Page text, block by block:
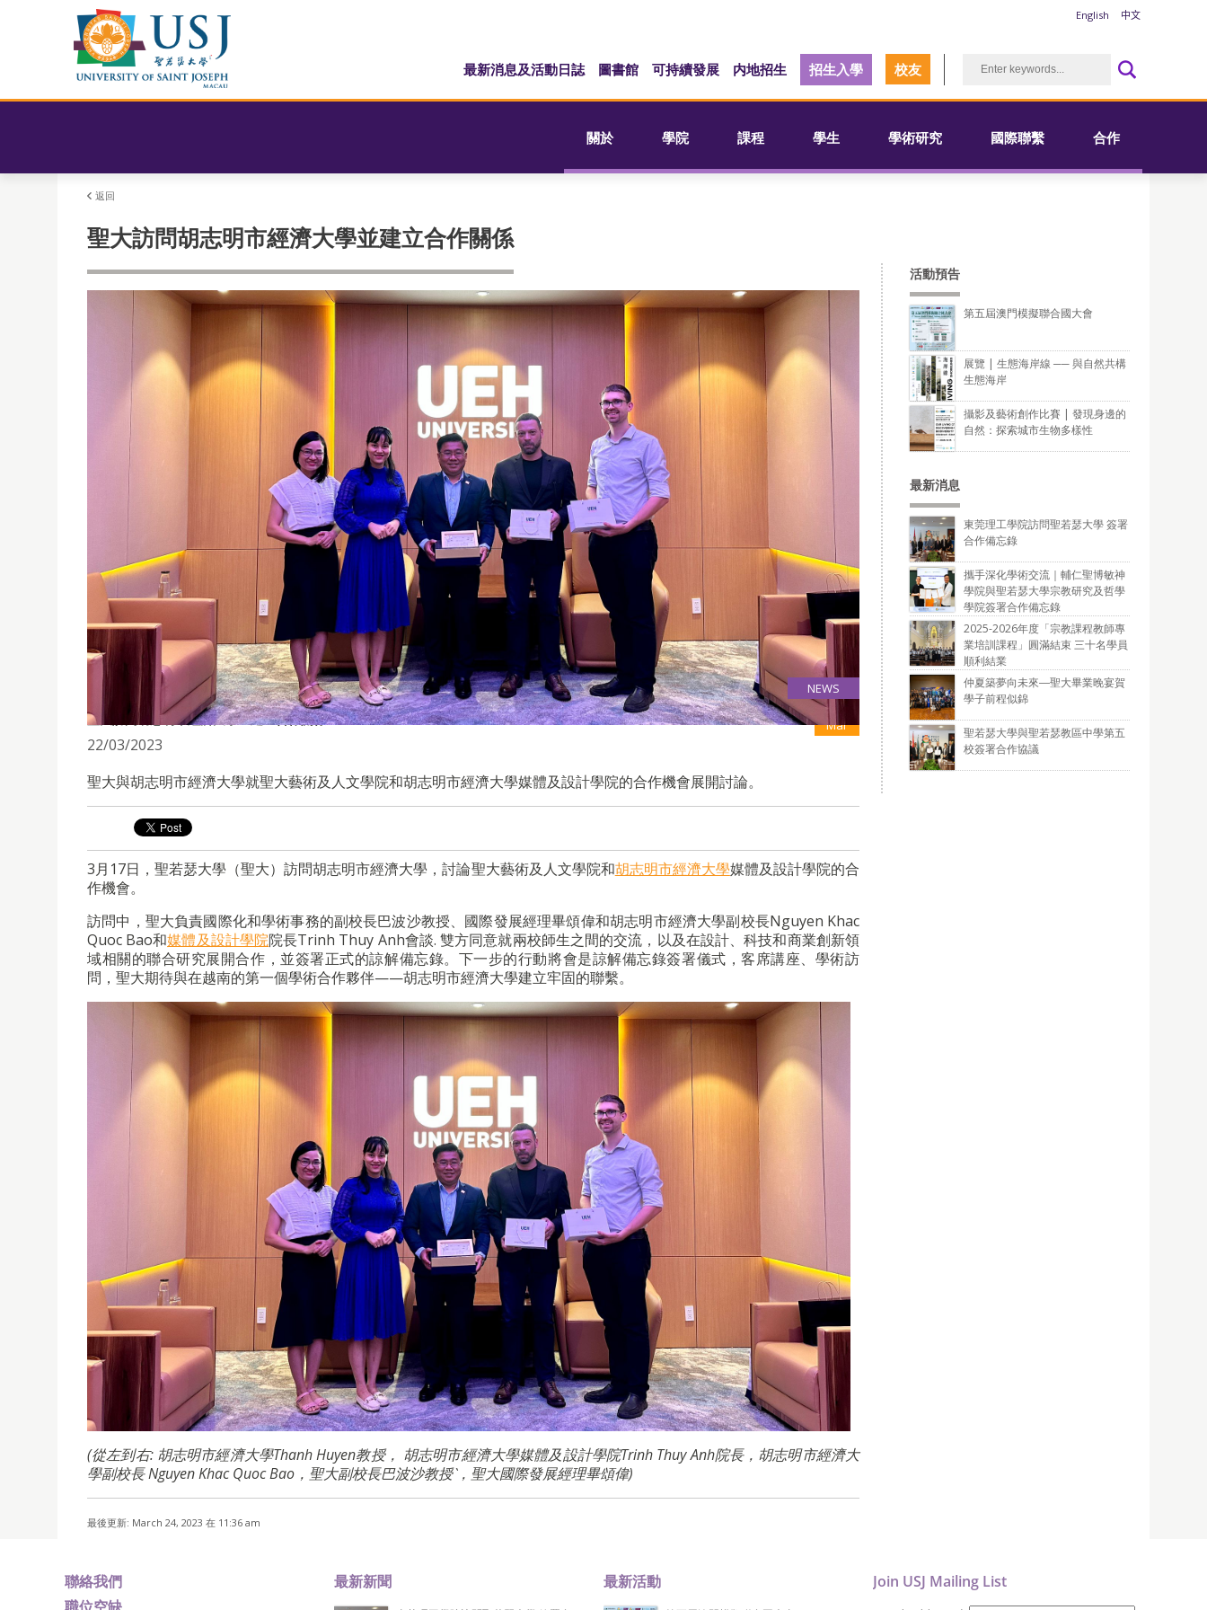
English 中文
最新消息及活動日誌 圖書館 可持續發展 内地招生 招生入學 校友
關於 學院 課程 學生 學術研究 國際聯繫 合作
返回
聖大訪問胡志明市經濟大學並建立合作關係
NEWS
聖大訪問胡志明市經濟大學並建立合作關係 22
Mar
22/03/2023
聖大與胡志明市經濟大學就聖大藝術及人文學院和胡志明市經濟大學媒體及設計學院的合作機會展開討論。
3月17日，聖若瑟大學（聖大）訪問胡志明市經濟大學，討論聖大藝術及人文學院和胡志明市經濟大學媒體及設計學院的合
作機會。
訪問中，聖大負責國際化和學術事務的副校長巴波沙教授、國際發展經理畢頌偉和胡志明市經濟大學副校長Nguyen Khac
Quoc Bao和媒體及設計學院院長Trinh Thuy Anh會談. 雙方同意就兩校師生之間的交流，以及在設計、科技和商業創新領
域相關的聯合研究展開合作，並簽署正式的諒解備忘錄。下一步的行動將會是諒解備忘錄簽署儀式，客席講座、學術訪
問，聖大期待與在越南的第一個學術合作夥伴——胡志明市經濟大學建立牢固的聯繫。
(從左到右: 胡志明市經濟大學Thanh Huyen教授， 胡志明市經濟大學媒體及設計學院Trinh Thuy Anh院長，胡志明市經濟大
學副校長 Nguyen Khac Quoc Bao，聖大副校長巴波沙教授‵，聖大國際發展經理畢頌偉)
最後更新: March 24, 2023 在 11:36 am
活動預告
第五屆澳門模擬聯合國大會
展覽 | 生態海岸線 ── 與自然共構
生態海岸
攝影及藝術創作比賽 | 發現身邊的
自然：探索城市生物多樣性
最新消息
東莞理工學院訪問聖若瑟大學 簽署
合作備忘錄
攜手深化學術交流｜輔仁聖博敏神
學院與聖若瑟大學宗教研究及哲學
學院簽署合作備忘錄
2025-2026年度「宗教課程教師專
業培訓課程」圓滿結束 三十名學員
順利結業
仲夏築夢向未來―聖大畢業晚宴賀
學子前程似錦
聖若瑟大學與聖若瑟教區中學第五
校簽署合作協議
聯絡我們
最新新聞 最新活動 Join USJ Mailing List